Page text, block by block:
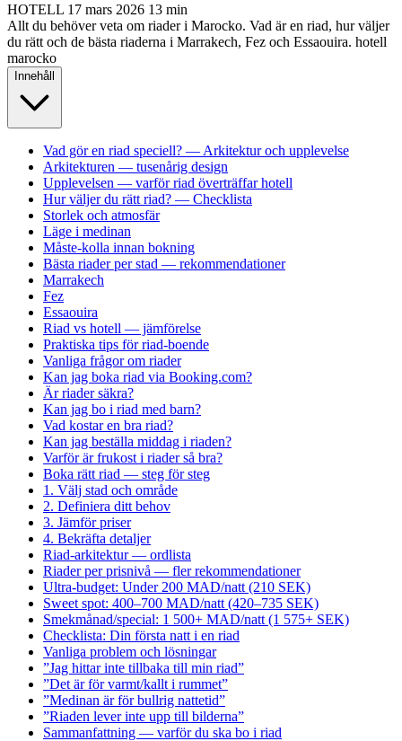
HOTELL 17 mars 2026 13 min
Allt du behöver veta om riader i Marocko. Vad är en riad, hur väljer
du rätt och de bästa riaderna i Marrakech, Fez och Essaouira. hotell
marocko
Innehåll
Vad gör en riad speciell? — Arkitektur och upplevelse
Arkitekturen — tusenårig design
Upplevelsen — varför riad överträffar hotell
Hur väljer du rätt riad? — Checklista
Storlek och atmosfär
Läge i medinan
Måste-kolla innan bokning
Bästa riader per stad — rekommendationer
Marrakech
Fez
Essaouira
Riad vs hotell — jämförelse
Praktiska tips för riad-boende
Vanliga frågor om riader
Kan jag boka riad via Booking.com?
Är riader säkra?
Kan jag bo i riad med barn?
Vad kostar en bra riad?
Kan jag beställa middag i riaden?
Varför är frukost i riader så bra?
Boka rätt riad — steg för steg
1. Välj stad och område
2. Definiera ditt behov
3. Jämför priser
4. Bekräfta detaljer
Riad-arkitektur — ordlista
Riader per prisnivå — fler rekommendationer
Ultra-budget: Under 200 MAD/natt (210 SEK)
Sweet spot: 400–700 MAD/natt (420–735 SEK)
Smekmånad/special: 1 500+ MAD/natt (1 575+ SEK)
Checklista: Din första natt i en riad
Vanliga problem och lösningar
”Jag hittar inte tillbaka till min riad”
”Det är för varmt/kallt i rummet”
”Medinan är för bullrig nattetid”
”Riaden lever inte upp till bilderna”
Sammanfattning — varför du ska bo i riad